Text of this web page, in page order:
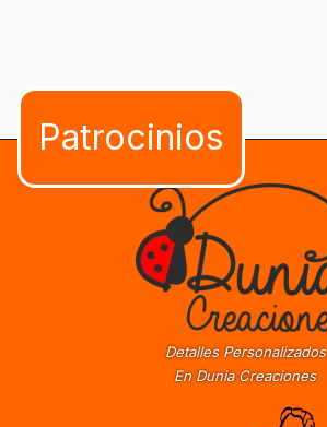
Detalles Personalizados
En Dunia Creaciones